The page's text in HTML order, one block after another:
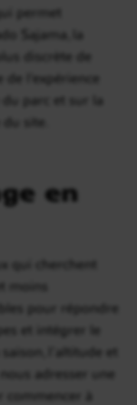
permet
Sajama, la
discrète de
l’expérience
parc et sur la
site.
en
qui cherchent
pour répondre
et intégrer le
l’altitude et
adresser une
commencer à